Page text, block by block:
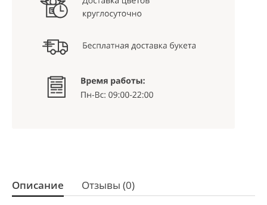
Описание Отзывы (0)